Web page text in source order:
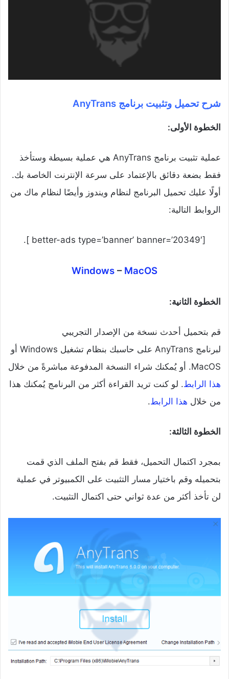
شرح تحميل وتثبيت برنامج AnyTrans
الخطوة الأولى:
عملية تثبيت برنامج AnyTrans هي عملية بسيطة وستأخذ
فقط بضعة دقائق بالإعتماد على سرعة الإنترنت الخاصة بك.
أولًا عليك تحميل البرنامج لنظام ويندوز وأيضًا لنظام ماك من
الروابط التالية:
[better-ads type=’banner’ banner=’20349′ ].
Windows – MacOS
الخطوة الثانية:
قم بتحميل أحدث نسخة من الإصدار التجريبي
لبرنامج AnyTrans على حاسبك بنظام تشغيل Windows أو
MacOS. أو يُمكنك شراء النسخة المدفوعة مباشرةً من خلال
هذا الرابط. لو كنت تريد القراءة أكثر من البرنامج يُمكنك هذا
من خلال هذا الرابط.
الخطوة الثالثة:
بمجرد اكتمال التحميل، فقط قم بفتح الملف الذي قمت
بتحميله وقم باختيار مسار التثبيت على الكمبيوتر في عملية
لن تأخذ أكثر من عدة ثواني حتى اكتمال التثبيت.